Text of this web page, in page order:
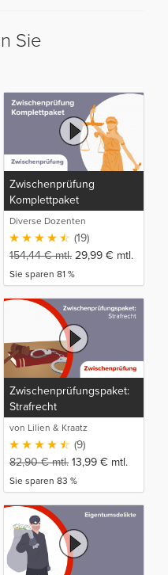
Sie
Zwischenprüfung
Komplettpaket
Diverse Dozenten
(19)
154,44€mtl. 29,99 € mtl.
Sie sparen 81 %
Zwischenprüfungspaket:
Strafrecht
von Lilien & Kraatz
(9)
82,90€mtl. 13,99 € mtl.
Sie sparen 83 %